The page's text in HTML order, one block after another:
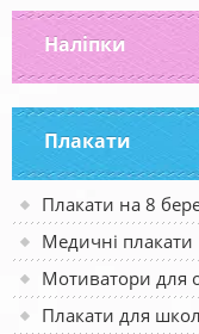
Наліпки
Плакати
Плакати на 8
Медичні плакати
Мотиватори для
Плакати для